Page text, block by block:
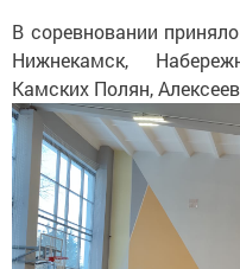
В соревновании
Нижнекамск,
Камских Полян,